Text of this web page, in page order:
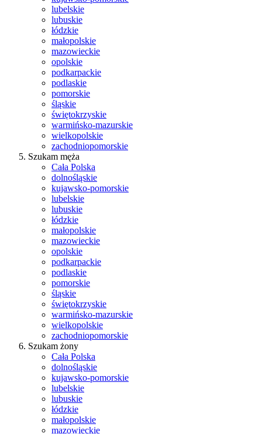
lubelskie
lubuskie
łódzkie
małopolskie
mazowieckie
opolskie
podkarpackie
podlaskie
pomorskie
śląskie
świętokrzyskie
warmińsko-mazurskie
wielkopolskie
zachodniopomorskie
Szukam męża
Cała Polska
dolnośląskie
kujawsko-pomorskie
lubelskie
lubuskie
łódzkie
małopolskie
mazowieckie
opolskie
podkarpackie
podlaskie
pomorskie
śląskie
świętokrzyskie
warmińsko-mazurskie
wielkopolskie
zachodniopomorskie
Szukam żony
Cała Polska
dolnośląskie
kujawsko-pomorskie
lubelskie
lubuskie
łódzkie
małopolskie
mazowieckie